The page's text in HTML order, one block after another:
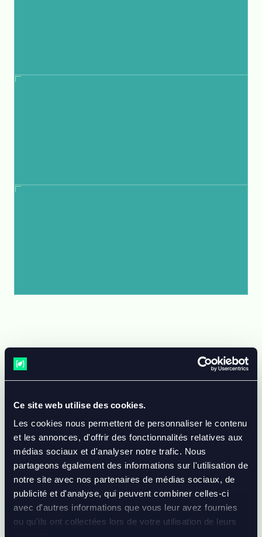
Ce site web utilise des cookies.
Les cookies nous permettent de personnaliser le contenu
et les annonces, d'offrir des fonctionnalités relatives aux
médias sociaux et d'analyser notre trafic. Nous
partageons également des informations sur l'utilisation de
notre site avec nos partenaires de médias sociaux, de
publicité et d'analyse, qui peuvent combiner celles-ci
avec d'autres informations que vous leur avez fournies
ou qu'ils ont collectées lors de votre utilisation de leurs
UN BUDGET LIÉ AU
NIVEAU D’IMMERSION
Le coût dépend des assets 3D, des interactions, de la
précision métier, des plateformes visées et du niveau de
mesure attendu.
PROTOTYPE INTERACTIF